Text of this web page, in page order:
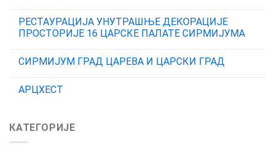
РЕСТАУРАЦИЈА УНУТРАШЊЕ ДЕКОРАЦИЈЕ
ПРОСТОРИЈЕ 16 ЦАРСКЕ ПАЛАТЕ СИРМИЈУМА
СИРМИЈУМ ГРАД ЦАРЕВА И ЦАРСКИ ГРАД
АРЦХЕСТ
КАТЕГОРИЈЕ